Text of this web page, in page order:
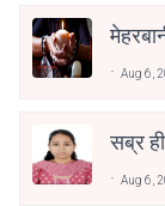
Aug 6,
सब्र
Aug 6,